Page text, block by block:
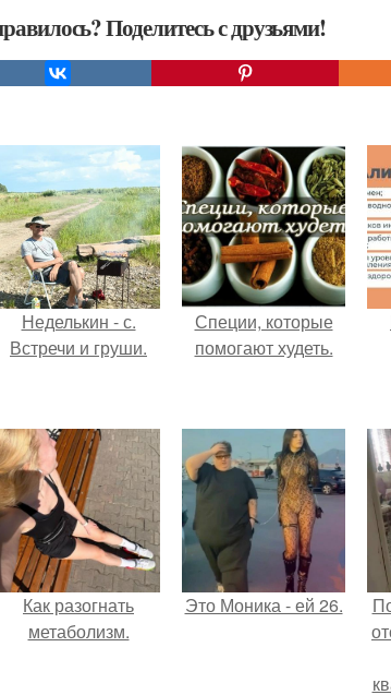
Поделитесь с друзьями!
Неделькин - с.
Встречи и груши.
Специи, которые
помогают худеть.
Как разогнать
метаболизм.
Это Моника - ей 26.